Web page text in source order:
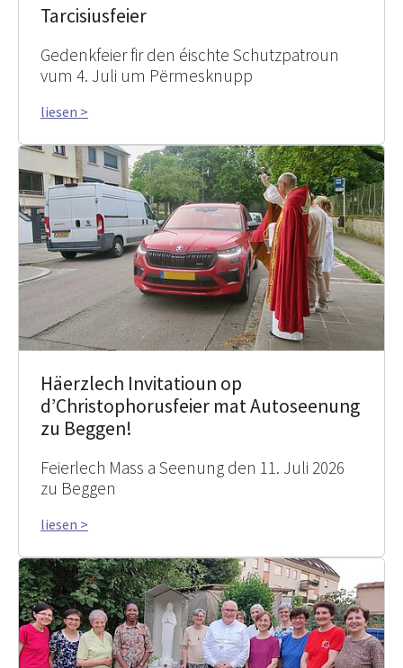
Tarcisiusfeier
Gedenkfeier fir den éischte Schutzpatroun
vum 4. Juli um Përmesknupp
liesen >
Häerzlech Invitatioun op
d’Christophorusfeier mat Autoseenung
zu Beggen!
Feierlech Mass a Seenung den 11. Juli 2026
zu Beggen
liesen >